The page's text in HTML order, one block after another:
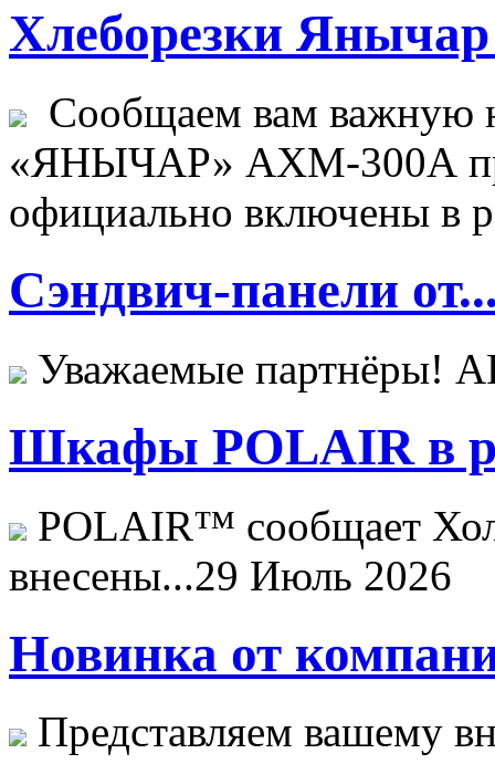
Хлеборезки Янычар
Сообщаем вам важную
«ЯНЫЧАР» АХМ-300А
официально включены в
Сэндвич-панели
Уважаемые
Шкафы POLAIR в
POLAIR™ сообщает
внесены...29 Июль 2026
Новинка от
Представляем вашему